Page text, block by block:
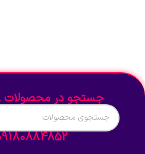
جستجو در محصولات
09180884852